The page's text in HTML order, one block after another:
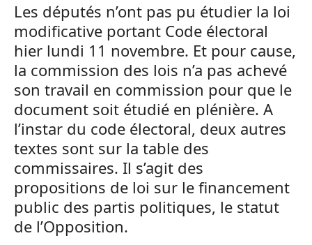
Les députés n’ont pas pu étudier la loi
modificative portant Code électoral
hier lundi 11 novembre. Et pour cause,
la commission des lois n’a pas achevé
son travail en commission pour que le
document soit étudié en plénière. A
l’instar du code électoral, deux autres
textes sont sur la table des
commissaires. Il s’agit des
propositions de loi sur le financement
public des partis politiques, le statut
de l’Opposition.